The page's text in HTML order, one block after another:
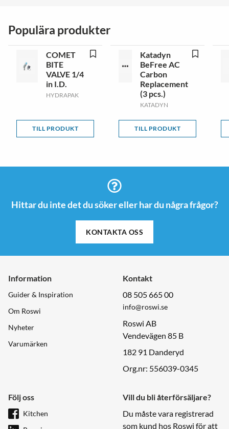
Populära produkter
COMET
BITE
VALVE 1/4
in I.D.
HYDRAPAK
TILL PRODUKT
Katadyn
BeFree AC
Carbon
Replacement
(3 pcs.)
KATADYN
TILL PRODUKT
Hittar du inte det du söker eller har du några frågor?
KONTAKTA OSS
Information
Guider & Inspiration
Om Roswi
Nyheter
Varumärken
Kontakt
08 505 665 00
info@roswi.se
Roswi AB
Vendevägen 85 B
182 91 Danderyd
Org.nr: 556039-0345
Följ oss
Kitchen
Vill du bli återförsäljare?
Du måste vara registrerad
som kund hos Roswi för att